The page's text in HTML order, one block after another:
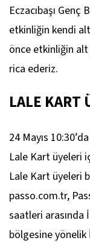
Eczacıbaşı Genç
etkinliğin kendi
önce etkinliğin
rica ederiz.
LALE KART
24 Mayıs
Lale Kart üyeleri
Lale Kart üyeleri
passo.com.tr,
saatleri arasında
bölgesine yönelik